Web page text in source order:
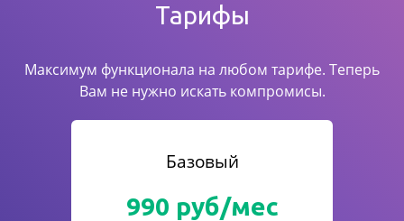
Тарифы
Максимум функционала на любом тарифе. Теперь
Вам не нужно искать компромисы.
Базовый
990 руб/мес